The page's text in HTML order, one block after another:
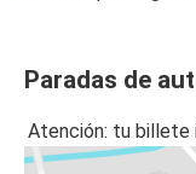
Paradas de
Atención: tu billete